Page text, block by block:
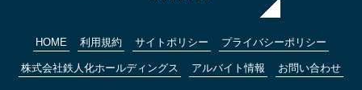
HOME 利用規約 サイトポリシー プライバシーポリシー
株式会社鉄人化ホールディングス アルバイト情報 お問い合わせ